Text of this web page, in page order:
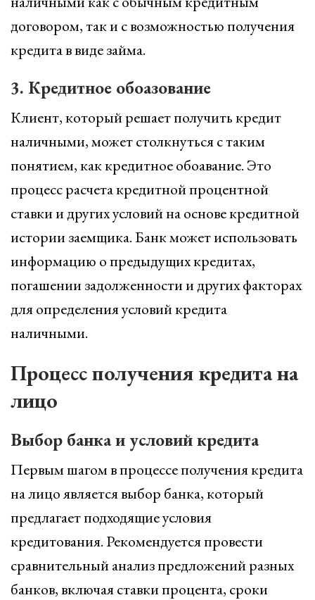
договором, так и с возможностью получения
кредита в виде займа.
3. Кредитное обоазование
Клиент, который решает получить кредит
наличными, может столкнуться с таким
понятием, как кредитное обоавание. Это
процесс расчета кредитной процентной
ставки и других условий на основе кредитной
истории заемщика. Банк может использовать
информацию о предыдущих кредитах,
погашении задолженности и других факторах
для определения условий кредита
наличными.
Процесс получения кредита на
лицо
Выбор банка и условий кредита
Первым шагом в процессе получения кредита
на лицо является выбор банка, который
предлагает подходящие условия
кредитования. Рекомендуется провести
сравнительный анализ предложений разных
банков, включая ставки процента, сроки